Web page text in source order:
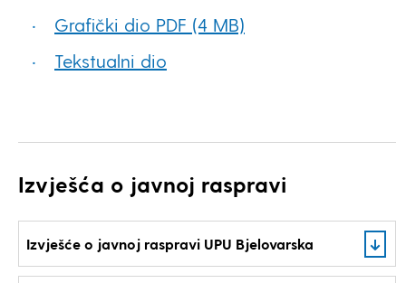
Grafički dio PDF (4 MB)
Tekstualni dio
Izvješća o javnoj raspravi
Izvješće o javnoj raspravi UPU Bjelovarska